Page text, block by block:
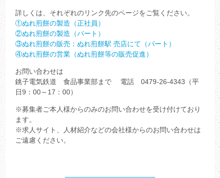
詳しくは、それぞれのリンク先のページをご覧ください。
①ぬれ煎餅の製造（正社員）
②ぬれ煎餅の製造（パート）
③ぬれ煎餅の販売：ぬれ煎餅駅 売店にて（パート）
④ぬれ煎餅の営業（ぬれ煎餅等の販売促進）
お問い合わせは
銚子電気鉄道 食品事業部まで 電話 0479-26-4343（平
日9：00～17：00）
※募集者ご本人様からのみのお問い合わせを受け付けており
ます。
※求人サイト、人材紹介などの会社様からのお問い合わせは
ご遠慮ください。